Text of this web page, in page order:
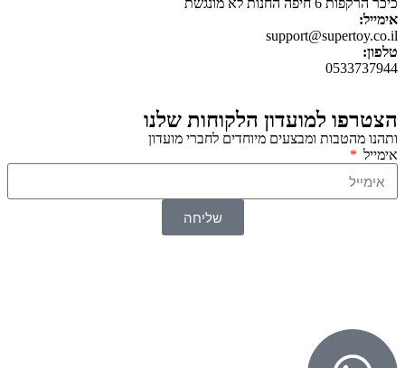
כיכר הרקפות 6 חיפה החנות לא מונגשת
אימייל:
support@supertoy.co.il
טלפון:
0533737944
הצטרפו למועדון הלקוחות שלנו
ותהנו מהטבות ומבצעים מיוחדים לחברי מועדון
אימייל
שליחה